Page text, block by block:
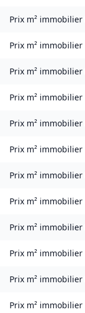
Prix m² immobilier
Prix m² immobilier
Prix m² immobilier
Prix m² immobilier
Prix m² immobilier
Prix m² immobilier
Prix m² immobilier
Prix m² immobilier
Prix m² immobilier
Prix m² immobilier
Prix m² immobilier
Prix m² immobilier